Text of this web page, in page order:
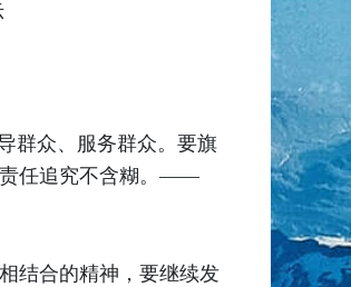
群众、服务群众。要旗
责任追究不含糊。——
结合的精神，要继续发